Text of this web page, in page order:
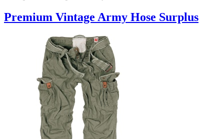
Premium Vintage Army Hose Surplus